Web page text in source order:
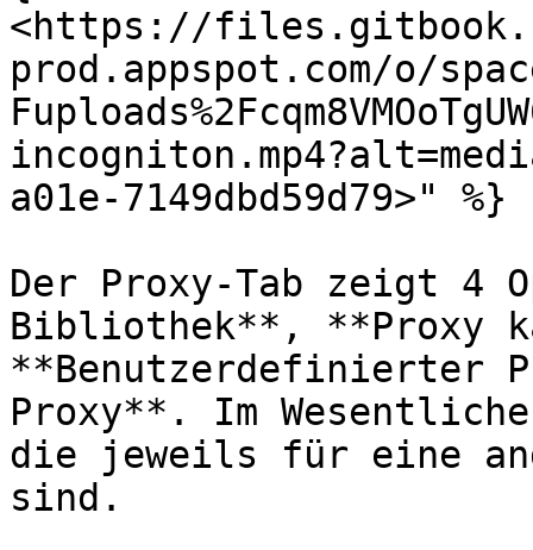
<https://
prod.appspot.com/o/
a01e-7149dbd59d79>" %}
Der Proxy-Tab zeigt 4
Bibliothek**, **Proxy
**Benutzerdefinierter
Proxy**. Im
die jeweils für eine
sind.